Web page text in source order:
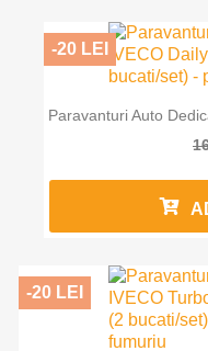
Paravanturi Auto
-20 LEI
-20 LEI